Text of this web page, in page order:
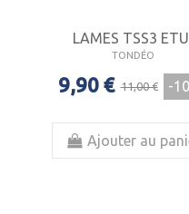
LAMES TSS3
TONDÉO
9,90 € 11,00 € -
Ajouter au